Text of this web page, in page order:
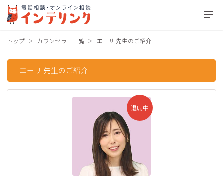
トップ カウンセラー一覧 エーリ 先生のご紹介
エーリ 先生のご紹介
退席中